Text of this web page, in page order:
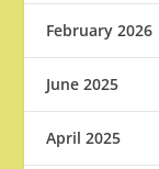
February 2026
June 2025
April 2025